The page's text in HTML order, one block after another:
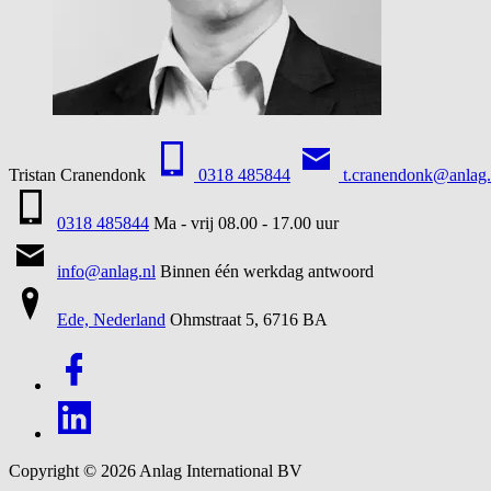
Tristan Cranendonk 0318 485844
0318 485844 Ma - vrij 08.00 - 17.00 uur
info@anlag.nl Binnen één werkdag antwoord
Ede, Nederland Ohmstraat 5, 6716 BA
Copyright © 2026 Anlag International BV